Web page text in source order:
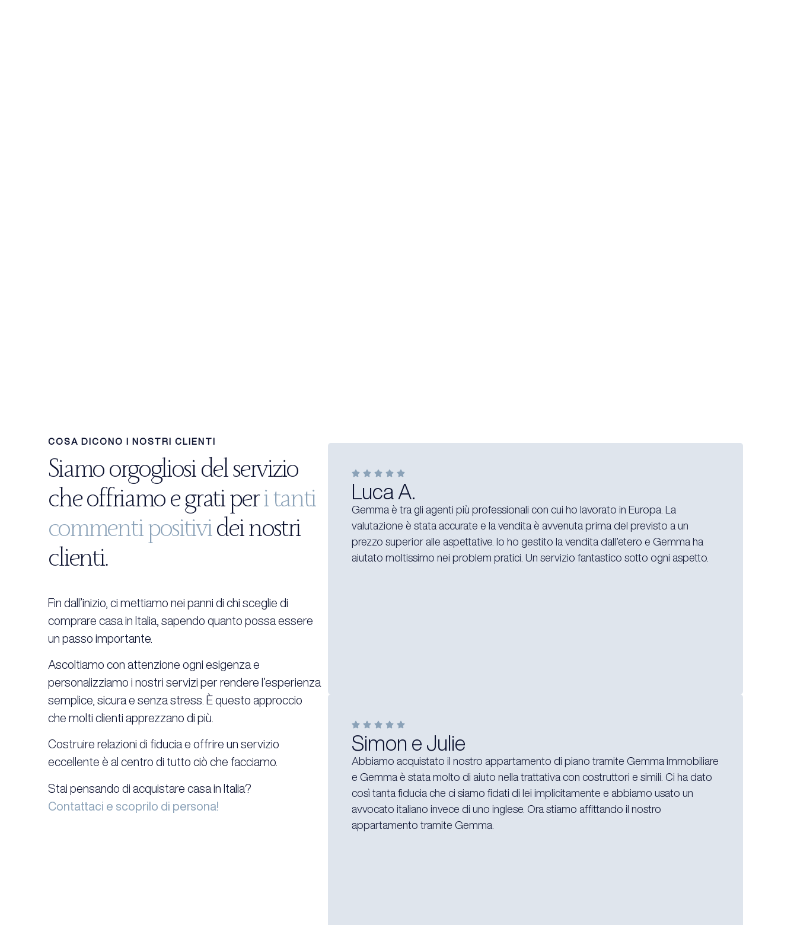
COSA DICONO I NOSTRI CLIENTI
Siamo orgogliosi del servizio
che offriamo e grati peri tanti
commenti positividei nostri
clienti.
Fin dall’inizio, ci mettiamo nei panni di chi sceglie di
comprare casa in Italia, sapendo quanto possa essere
un passo importante.
Ascoltiamo con attenzione ogni esigenza e
personalizziamo i nostri servizi per rendere l’esperienza
semplice, sicura e senza stress. È questo approccio
che molti clienti apprezzano di più.
Costruire relazioni di fiducia e offrire un servizio
eccellente è al centro di tutto ciò che facciamo.
Stai pensando di acquistare casa in Italia?
Contattaci e scoprilo di persona!
Luca A.
Gemma è tra gli agenti più professionali con cui ho lavorato in Europa. La
valutazione è stata accurate e la vendita è avvenuta prima del previsto a un
prezzo superior alle aspettative. Io ho gestito la vendita dall’etero e Gemma ha
aiutato moltissimo nei problem pratici. Un servizio fantastico sotto ogni aspetto.
Simon e Julie
Abbiamo acquistato il nostro appartamento di piano tramite Gemma Immobiliare
e Gemma è stata molto di aiuto nella trattativa con costruttori e simili. Ci ha dato
così tanta fiducia che ci siamo fidati di lei implicitamente e abbiamo usato un
avvocato italiano invece di uno inglese. Ora stiamo affittando il nostro
appartamento tramite Gemma.